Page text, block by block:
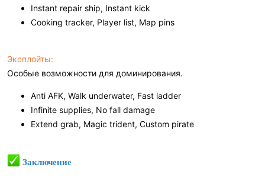
Instant repair ship, Instant kick
Cooking tracker, Player list, Map pins
Эксплойты:
Особые возможности для доминирования.
Anti AFK, Walk underwater, Fast ladder
Infinite supplies, No fall damage
Extend grab, Magic trident, Custom pirate
Заключение